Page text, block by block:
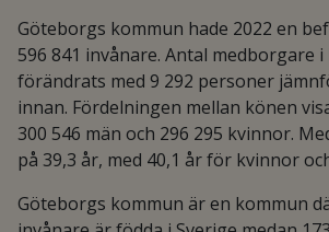
Göteborgs kommun hade 2022 en
596 841 invånare. Antal medborgare
förändrats med 9 292 personer
innan. Fördelningen mellan könen
300 546 män och 296 295 kvinnor.
på 39,3 år, med 40,1 år för kvinnor
Göteborgs kommun är en kommun